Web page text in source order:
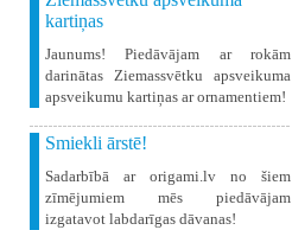
kartiņas
Jaunums! Piedāvājam ar rokām
darinātas Ziemassvētku apsveikuma
apsveikumu kartiņas ar ornamentiem!
Smiekli ārstē!
Sadarbībā ar origami.lv no šiem
zīmējumiem mēs piedāvājam
izgatavot labdarīgas dāvanas!